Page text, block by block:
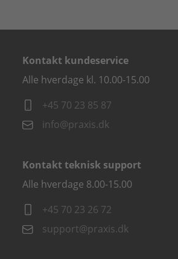
Kontakt kundeservice
Alle hverdage kl. 10.00-15.00
+45 70 23 85 87
info@praxis.dk
Kontakt teknisk support
Alle hverdage 8.00-15.00
+45 70 23 26 72
support@praxis.dk